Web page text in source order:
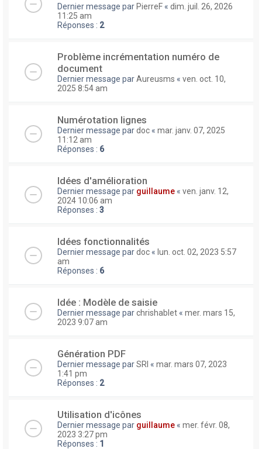
Dernier message parPierreF « dim. juil. 26, 2026
11:25 am
Réponses : 2
Problème incrémentation numéro de
document
Dernier message parAureusms « ven. oct. 10,
2025 8:54 am
Numérotation lignes
Dernier message pardoc « mar. janv. 07, 2025
11:12 am
Réponses : 6
Idées d'amélioration
Dernier message par guillaume « ven. janv. 12,
2024 10:06 am
Réponses : 3
Idées fonctionnalités
Dernier message pardoc « lun. oct. 02, 2023 5:57
am
Réponses : 6
Idée : Modèle de saisie
Dernier message parchrishablet « mer. mars 15,
2023 9:07 am
Génération PDF
Dernier message parSRI « mar. mars 07, 2023
1:41 pm
Réponses : 2
Utilisation d'icônes
Dernier message par guillaume « mer. févr. 08,
2023 3:27 pm
Réponses : 1